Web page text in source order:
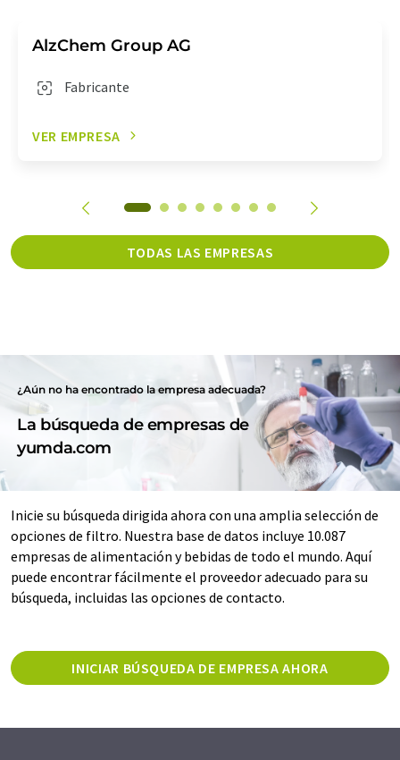
AlzChem Group AG
Fabricante
VER EMPRESA
TODAS LAS EMPRESAS
¿Aún no ha encontrado la empresa adecuada?
La búsqueda de empresas de
yumda.com
Inicie su búsqueda dirigida ahora con una amplia selección de
opciones de filtro. Nuestra base de datos incluye 10.087
empresas de alimentación y bebidas de todo el mundo. Aquí
puede encontrar fácilmente el proveedor adecuado para su
búsqueda, incluidas las opciones de contacto.
INICIAR BÚSQUEDA DE EMPRESA AHORA